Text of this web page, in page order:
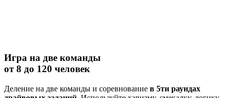
Игра на две команды
от 8 до 120 человек
Деление на две команды и соревнование в 5ти раундах